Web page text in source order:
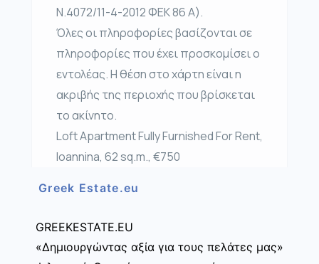
Ν.4072/11-4-2012 ΦΕΚ 86 Α).
Όλες οι πληροφορίες βασίζονται σε
πληροφορίες που έχει προσκομίσει ο
εντολέας. Η θέση στο χάρτη είναι η
ακριβής της περιοχής που βρίσκεται
το ακίνητο.
Loft Apartment Fully Furnished For Rent,
Ioannina, 62 sq.m., €750
Greek Estate.eu
GREEKESTATE.EU
«Δημιουργώντας αξία για τους πελάτες μας»